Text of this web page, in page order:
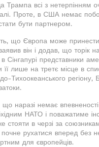
Трампа всі з нетерпінням
Проте, в США немає
бути партнером.
що Європа може
він і додав, що торік на
Сінгапурі представники
її лише на третє місце в
Тихоокеанського регіону,
що наразі немає
НАТО і поважатиме
стояти в черзі за
почне рухатися вперед без
для європейців.